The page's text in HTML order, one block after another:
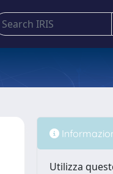
Utilizza